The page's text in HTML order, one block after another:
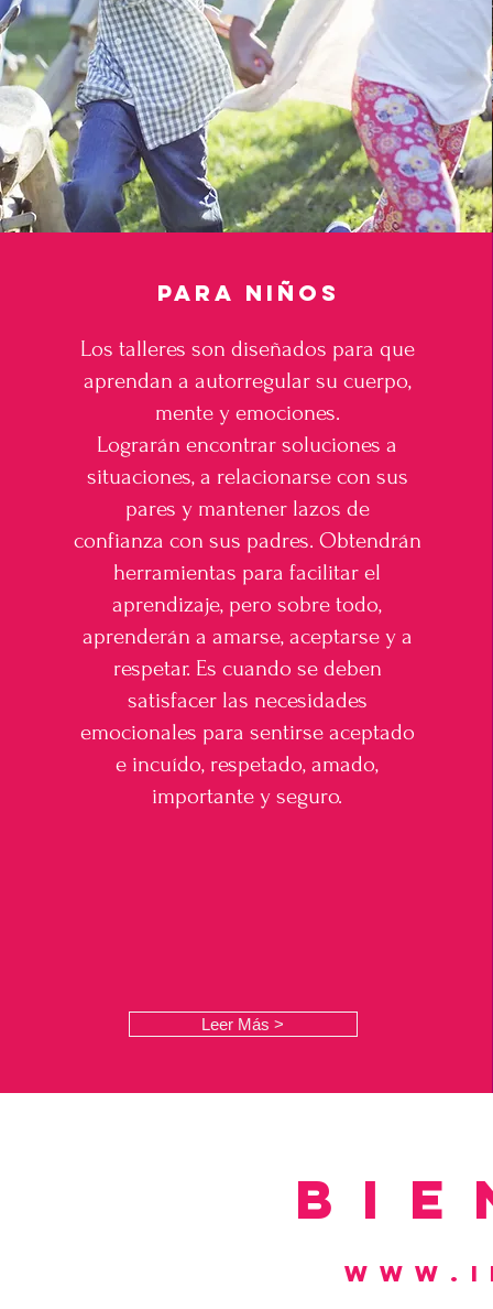
para niños
Los talleres son diseñados para que
aprendan a autorregular su cuerpo,
mente y emociones.
Lograrán encontrar soluciones a
situaciones, a relacionarse con sus
pares y mantener lazos de
confianza con sus padres. Obtendrán
herramientas para facilitar el
aprendizaje, pero sobre todo,
aprenderán a amarse, aceptarse y a
respetar. Es cuando se deben
satisfacer las necesidades
emocionales para sentirse aceptado
e incuído, respetado, amado,
importante y seguro.
Leer Más >